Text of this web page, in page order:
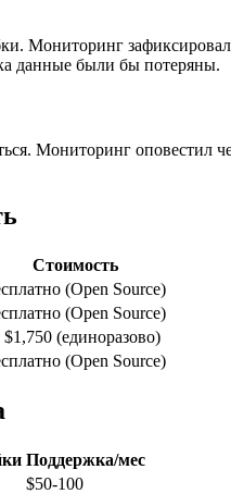
Мониторинг
данные были бы потеряны.
Мониторинг оповестил
Стоимость
(Open Source)
(Open Source)
$1,750 (единоразово)
(Open Source)
Поддержка/мес
$50-100